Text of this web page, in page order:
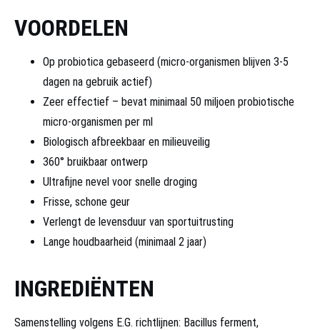
VOORDELEN
Op probiotica gebaseerd (micro-organismen blijven 3-5
dagen na gebruik actief)
Zeer effectief – bevat minimaal 50 miljoen probiotische
micro-organismen per ml
Biologisch afbreekbaar en milieuveilig
360° bruikbaar ontwerp
Ultrafijne nevel voor snelle droging
Frisse, schone geur
Verlengt de levensduur van sportuitrusting
Lange houdbaarheid (minimaal 2 jaar)
INGREDIËNTEN
Samenstelling volgens E.G. richtlijnen: Bacillus ferment,